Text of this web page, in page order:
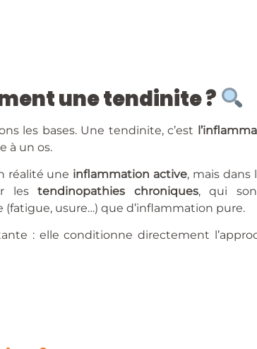
une tendinite ?
les bases. Une tendinite, c’est
à un os.
réalité une inflammation active, mais dans
lestendinopathies chroniques, qui
usure…) que d’inflammation pure.
: elle conditionne directement